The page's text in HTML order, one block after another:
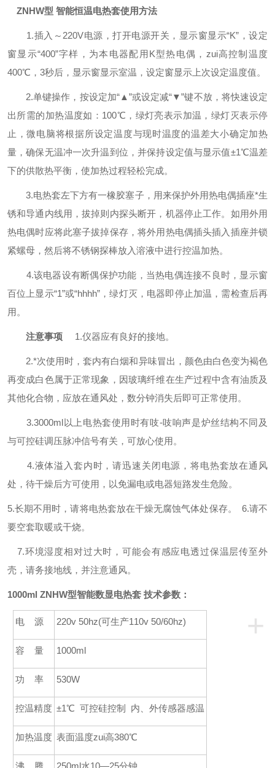
ZNHW型 智能恒温电热套使用方法
1.插入～220V电源，打开电源开关，显示窗显示“K”，设定
窗显示“400”字样，为本电器配用K型热电偶，zui高控制温度
400℃，3秒后，显示窗显示室温，设定窗显示上次设定温度值。
2.单键操作，按设定加“▲”或设定减“▼”键不放，将快速设定
出所需的加热温度如：100℃，绿灯亮表示加温，绿灯灭表示停
止，微电脑将根据所设定温度与现时温度的温差大小确定加热
量，确保无温冲一次升温到位，并保持设定值与显示值±1℃温差
下的供散热平衡，使加热过程轻松完成。
3.电热套左下方有一橡胶塞子，用来保护外用热电偶插座*生
锈和导通内线用，拔掉则内探头断开，机器停止工作。如用外用
热电偶时应将此塞子拔掉保存，将外用热电偶插头插入插座并锁
紧螺母，然后将不锈钢探棒放入溶液中进行控温加热。
4.该电器设有断偶保护功能，当热电偶连接不良时，显示窗
百位上显示“1”或“hhhh”，绿灯灭，电器即停止加温，需检查后再
用。
注意事项 1.仪器应有良好的接地。
2.*次使用时，套内有白烟和异味冒出，颜色由白色变为褐色
再变成白色属于正常现象，因玻璃纤维在生产过程中含有油质及
其他化合物，应放在通风处，数分钟消失后即可正常使用。
3.3000ml以上电热套使用时有吱-吱响声是炉丝结构不同及
与可控硅调压脉冲信号有关，可放心使用。
4.液体溢入套内时，请迅速关闭电源，将电热套放在通风
处，待干燥后方可使用，以免漏电或电器短路发生危险。
5.长期不用时，请将电热套放在干燥无腐蚀气体处保存。 6.请不
要空套取暖或干烧。
7.环境湿度相对过大时，可能会有感应电透过保温层传至外
壳，请务接地线，并注意通风。
1000ml ZNHW型智能数显电热套 技术参数：
+
电 源 220v 50hz(可生产110v 50/60hz)
容 量 1000ml
功 率 530W
控温精度 ±1℃ 可控硅控制 内、外传感器感温
加热温度 表面温度zui高380℃
沸 腾 250ml水10—25分钟